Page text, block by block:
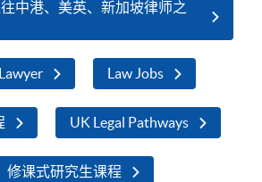
往中港、美英、新加坡律师之
Law Jobs
UK Legal Pathways
修课式研究生课程